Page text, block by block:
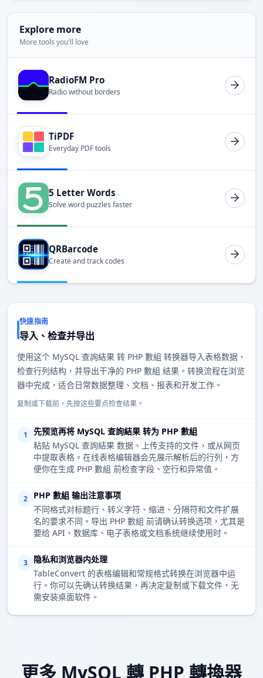
Explore more
More tools you'll love
RadioFM Pro
Radio without borders
TiPDF
Everyday PDF tools
5 Letter Words
Solve word puzzles faster
QRBarcode
Create and track codes
快速指南
导入、检查并导出
使用这个 MySQL 查詢結果 转 PHP 數組 转换器导入表格数据、
检查行列结构，并导出干净的 PHP 數組 结果。转换流程在浏览
器中完成，适合日常数据整理、文档、报表和开发工作。
复制或下载前，先按这些要点检查结果。
1
先预览再将 MySQL 查詢結果 转为 PHP 數組
粘贴 MySQL 查詢結果 数据、上传支持的文件，或从网页
中提取表格。在线表格编辑器会先展示解析后的行列，方
便你在生成 PHP 數組 前检查字段、空行和异常值。
2
PHP 數組 输出注意事项
不同格式对标题行、转义字符、缩进、分隔符和文件扩展
名的要求不同。导出 PHP 數組 前请确认转换选项，尤其是
要给 API、数据库、电子表格或文档系统继续使用时。
3
隐私和浏览器内处理
TableConvert 的表格编辑和常规格式转换在浏览器中运
行。你可以先确认转换结果，再决定复制或下载文件，无
需安装桌面软件。
更多 MySQL 轉 PHP 轉換器